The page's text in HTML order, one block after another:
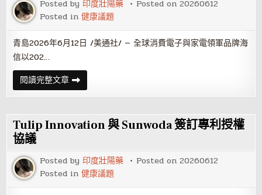
Posted by 印度壯陽藥 Posted on20260612
Posted in健康議題
青島2026年6月12日 /美通社/ — 全球消費電子與家電領軍品牌海
信以202…
閱讀完整文章海
信
以
MiniLED
創
新
助
陣
2026
年
國
Tulip Innovation 與 Sunwoda 簽訂專利授權
協議
Posted by 印度壯陽藥 Posted on20260612
Posted in健康議題